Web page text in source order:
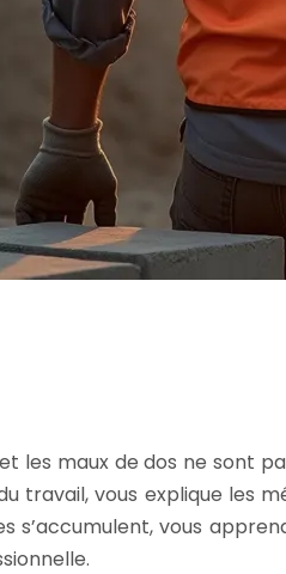
les maux de dos ne sont
travail, vous explique
s’accumulent, vous